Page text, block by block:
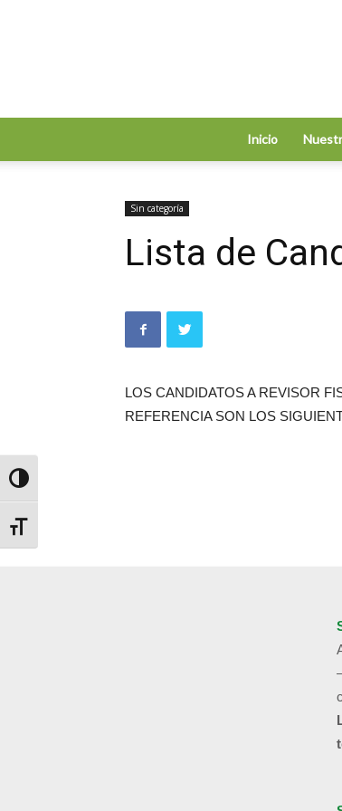
Alternar alto contraste
Alternar tamaño de letra
Inicio
Sin categoría
Lista de
LOS CANDIDATOS A REVISOR
REFERENCIA SON LOS